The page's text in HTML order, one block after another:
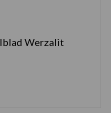
Werzalit